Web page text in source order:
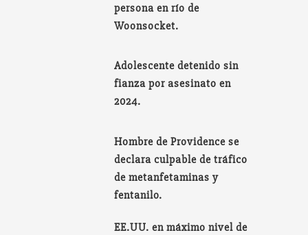
persona en río de
Woonsocket.
Adolescente detenido sin
fianza por asesinato en
2024.
Hombre de Providence se
declara culpable de tráfico
de metanfetaminas y
fentanilo.
EE.UU. en máximo nivel de